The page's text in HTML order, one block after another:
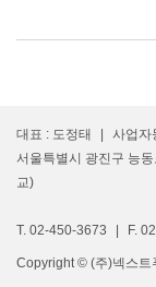
대표 : 도정태
사업자
서울특별시 광진구 능
교)
T. 02-450-3673 F.
Copyright © (주)넥스트